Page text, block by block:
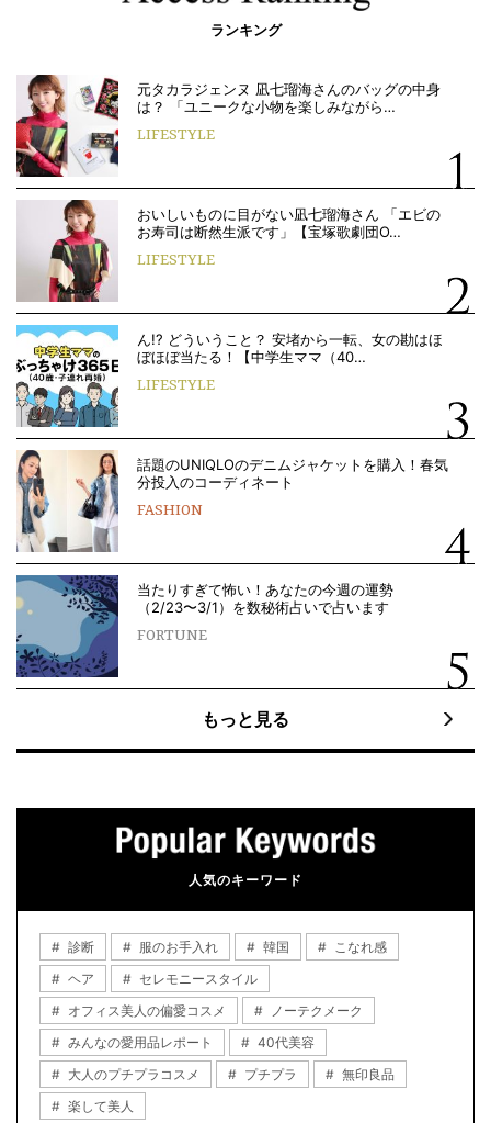
ランキング
元タカラジェンヌ 凪七瑠海さんのバッグの中身
は？ 「ユニークな小物を楽しみながら…
LIFESTYLE
おいしいものに目がない凪七瑠海さん 「エビの
お寿司は断然生派です」【宝塚歌劇団O…
LIFESTYLE
ん!? どういうこと？ 安堵から一転、女の勘はほ
ぼほぼ当たる！【中学生ママ（40…
LIFESTYLE
話題のUNIQLOのデニムジャケットを購入！春気
分投入のコーディネート
FASHION
当たりすぎて怖い！あなたの今週の運勢
（2/23〜3/1）を数秘術占いで占います
FORTUNE
もっと見る
人気のキーワード
診断 服のお手入れ 韓国
こなれ感
ヘア
セレモニースタイル
オフィス美人の偏愛コスメ
ノーテクメーク
みんなの愛用品レポート
40代美容
大人のプチプラコスメ
プチプラ
無印良品
楽して美人